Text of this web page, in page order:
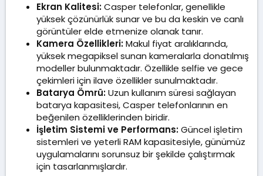
Ekran Kalitesi:Casper telefonlar, genellikle
yüksek çözünürlük sunar ve bu da keskin ve canlı
görüntüler elde etmenize olanak tanır.
Kamera Özellikleri:Makul fiyat aralıklarında,
yüksek megapiksel sunan kameralarla donatılmış
modeller bulunmaktadır. Özellikle selfie ve gece
çekimleri için ilave özellikler sunulmaktadır.
Batarya Ömrü:Uzun kullanım süresi sağlayan
batarya kapasitesi, Casper telefonlarının en
beğenilen özelliklerinden biridir.
İşletim Sistemi ve Performans:Güncel işletim
sistemleri ve yeterli RAM kapasitesiyle, günümüz
uygulamalarını sorunsuz bir şekilde çalıştırmak
için tasarlanmışlardır.